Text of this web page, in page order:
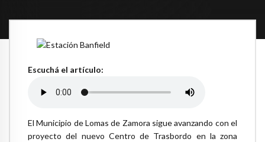
Escuchá el artículo:
El Municipio de Lomas de Zamora sigue avanzando con el
proyecto del nuevo Centro de Trasbordo en la zona